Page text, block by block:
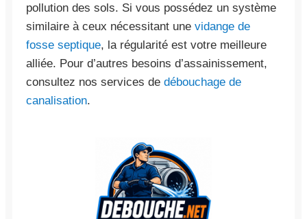
pollution des sols. Si vous possédez un système
similaire à ceux nécessitant une vidange de
fosse septique, la régularité est votre meilleure
alliée. Pour d’autres besoins d’assainissement,
consultez nos services de débouchage de
canalisation.